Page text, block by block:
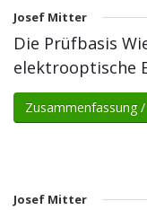
Josef Mitter
Die Prüfbasis
elektrooptische
Josef Mitter